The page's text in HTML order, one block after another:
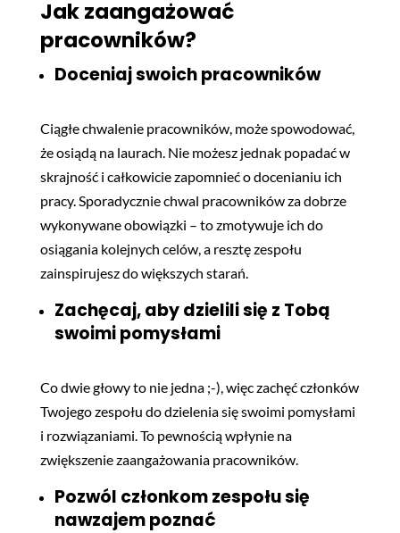
Jak zaangażować
pracowników?
Doceniaj swoich pracowników
Ciągłe chwalenie pracowników, może spowodować,
że osiądą na laurach. Nie możesz jednak popadać w
skrajność i całkowicie zapomnieć o docenianiu ich
pracy. Sporadycznie chwal pracowników za dobrze
wykonywane obowiązki – to zmotywuje ich do
osiągania kolejnych celów, a resztę zespołu
zainspirujesz do większych starań.
Zachęcaj, aby dzielili się z Tobą
swoimi pomysłami
Co dwie głowy to nie jedna ;-), więc zachęć członków
Twojego zespołu do dzielenia się swoimi pomysłami
i rozwiązaniami. To pewnością wpłynie na
zwiększenie zaangażowania pracowników.
Pozwól członkom zespołu się
nawzajem poznać